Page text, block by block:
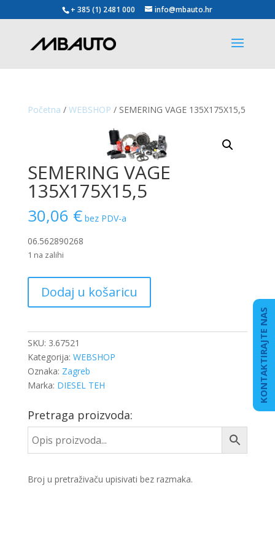
+ 385 (1) 2481 000 info@mbauto.hr
Početna / WEBSHOP / SEMERING VAGE 135X175X15,5
SEMERING VAGE
135X175X15,5
30,06 € bez PDV-a
06.562890268
1 na zalihi
VAGE
135X175X15,5
Dodaj u košaricu
SKU: 3.67521
Kategorija: WEBSHOP
Oznaka: Zagreb
Marka: DIESEL TEH
Pretraga proizvoda:
Broj u pretraživaču upisivati bez razmaka.
KONTAKTIRAJTE NAS